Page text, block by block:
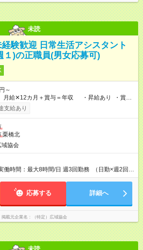
未読
験歓迎 日常生活アシスタント
１)の正職員(男女応募可)
～
月給✕12カ月＋賞与＝年収 ・昇給あり ・賞与
円 （昨年実績 12ヶ月勤務の場合の額 3月支
間は3カ月間 試用期間中も条件変更なし ・給
労災保険） ・職場までの交通費全額支給（高速
期間あり 試用期間の長
用形態と給与に、本採用時と異なる部分がありま
：本採用時と同じです。 給与：月給 288,320円以
支給あり
栗橋北
域協会
働時間：最大8時間/日 週3回勤務 （日勤×週2回）
回） （日勤・夜勤の回数が変更になることがあり
～9:00（実働8h＋待機休憩4h)
応募する 詳細へ
掲載元企業名 （特定）広域協会